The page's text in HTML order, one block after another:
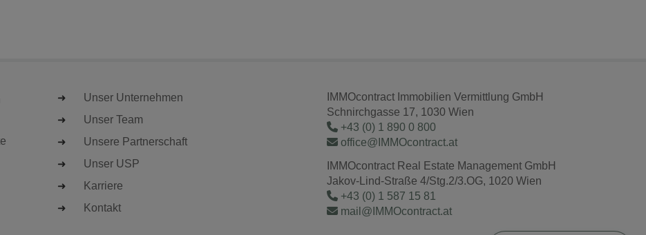
Unser Unternehmen
Unser Team
Unsere Partnerschaft
Unser USP
Karriere
Kontakt
IMMOcontract Immobilien Vermittlung GmbH
Schnirchgasse 17, 1030 Wien
+43 (0) 1 890 0 800
office@IMMOcontract.at
IMMOcontract Real Estate Management GmbH
Jakov-Lind-Straße 4/Stg.2/3.OG, 1020 Wien
+43 (0) 1 587 15 81
mail@IMMOcontract.at